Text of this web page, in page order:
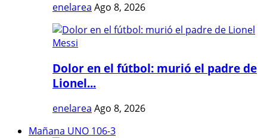
enelarea Ago 8, 2026
Dolor en el fútbol: murió el padre de
Lionel...
enelarea Ago 8, 2026
Mañana UNO 106-3